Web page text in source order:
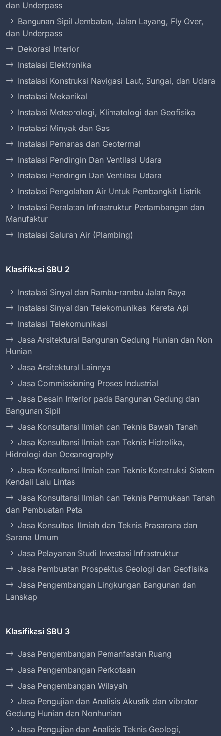
dan Underpass
Bangunan Sipil Jembatan, Jalan Layang, Fly Over,
dan Underpass
Dekorasi Interior
Instalasi Elektronika
Instalasi Konstruksi Navigasi Laut, Sungai, dan Udara
Instalasi Mekanikal
Instalasi Meteorologi, Klimatologi dan Geofisika
Instalasi Minyak dan Gas
Instalasi Pemanas dan Geotermal
Instalasi Pendingin Dan Ventilasi Udara
Instalasi Pendingin Dan Ventilasi Udara
Instalasi Pengolahan Air Untuk Pembangkit Listrik
Instalasi Peralatan Infrastruktur Pertambangan dan
Manufaktur
Instalasi Saluran Air (Plambing)
Klasifikasi SBU 2
Instalasi Sinyal dan Rambu-rambu Jalan Raya
Instalasi Sinyal dan Telekomunikasi Kereta Api
Instalasi Telekomunikasi
Jasa Arsitektural Bangunan Gedung Hunian dan Non
Hunian
Jasa Arsitektural Lainnya
Jasa Commissioning Proses Industrial
Jasa Desain Interior pada Bangunan Gedung dan
Bangunan Sipil
Jasa Konsultansi Ilmiah dan Teknis Bawah Tanah
Jasa Konsultansi Ilmiah dan Teknis Hidrolika,
Hidrologi dan Oceanography
Jasa Konsultansi Ilmiah dan Teknis Konstruksi Sistem
Kendali Lalu Lintas
Jasa Konsultansi Ilmiah dan Teknis Permukaan Tanah
dan Pembuatan Peta
Jasa Konsultasi Ilmiah dan Teknis Prasarana dan
Sarana Umum
Jasa Pelayanan Studi Investasi Infrastruktur
Jasa Pembuatan Prospektus Geologi dan Geofisika
Jasa Pengembangan Lingkungan Bangunan dan
Lanskap
Klasifikasi SBU 3
Jasa Pengembangan Pemanfaatan Ruang
Jasa Pengembangan Perkotaan
Jasa Pengembangan Wilayah
Jasa Pengujian dan Analisis Akustik dan vibrator
Gedung Hunian dan Nonhunian
Jasa Pengujian dan Analisis Teknis Geologi,